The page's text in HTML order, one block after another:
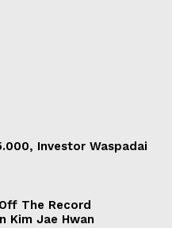
Investor Waspadai
The Record
Kim Jae Hwan